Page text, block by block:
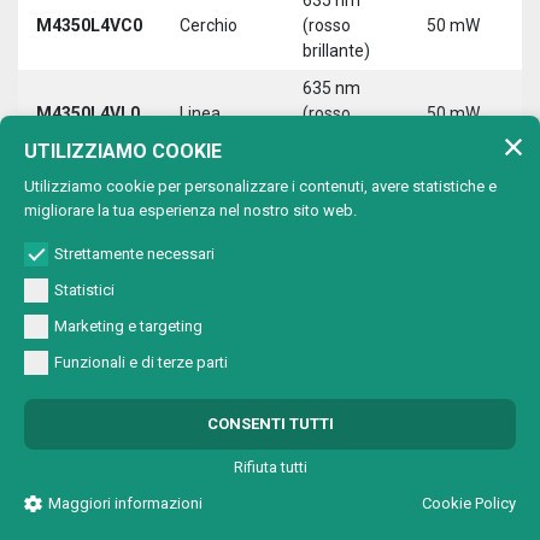
M4350L4VC0 Cerchio
(rosso
brillante)
50 mW
M4350L4VL0 Linea
635 nm
(rosso
50 mW
M4350L4VX0 Croce
(rosso
Lunghezza d'onda:
Tipo di
Lunghezza
Max
uscita
M4501A2V00 Punto 1 mW
UTILIZZIAMO COOKIE
Utilizziamo cookie per personalizzare i contenuti, avere statistiche e
migliorare la tua esperienza nel nostro sito web.
Strettamente necessari
Statistici
Marketing e targeting
Funzionali e di terze parti
CONSENTI TUTTI
Rifiuta tutti
Maggiori informazioni
Cookie Policy